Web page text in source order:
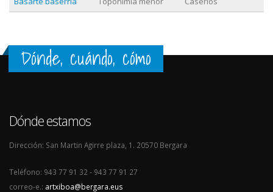
Dónde, cuándo, cómo
Dónde estamos
Dirección: San Martin Agirre plaza, 1. 20570 Bergara
Teléfono: 943 77 91 32 - 943 77 91 27
correo-e.: artxiboa@bergara.eus